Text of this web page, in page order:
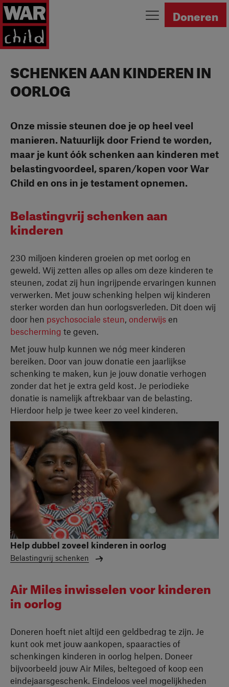
Ga naar homepage Doneren
SCHENKEN AAN KINDEREN IN
OORLOG
Onze missie steunen doe je op heel veel
manieren. Natuurlijk door Friend te worden,
maar je kunt óók schenken aan kinderen met
belastingvoordeel, sparen/kopen voor War
Child en ons in je testament opnemen.
Belastingvrij schenken aan
kinderen
230 miljoen kinderen groeien op met oorlog en
geweld. Wij zetten alles op alles om deze kinderen te
steunen, zodat zij hun ingrijpende ervaringen kunnen
verwerken. Met jouw schenking helpen wij kinderen
sterker worden dan hun oorlogsverleden. Dit doen wij
door hen psychosociale steun, onderwijs en
bescherming te geven.
Met jouw hulp kunnen we nóg meer kinderen
bereiken. Door van jouw donatie een jaarlijkse
schenking te maken, kun je jouw donatie verhogen
zonder dat het je extra geld kost. Je periodieke
donatie is namelijk aftrekbaar van de belasting.
Hierdoor help je twee keer zo veel kinderen.
Help dubbel zoveel kinderen in oorlog
Belastingvrij schenken
Air Miles inwisselen voor kinderen
in oorlog
Doneren hoeft niet altijd een geldbedrag te zijn. Je
kunt ook met jouw aankopen, spaaracties of
schenkingen kinderen in oorlog helpen. Doneer
bijvoorbeeld jouw Air Miles, beltegoed of koop een
eindejaarsgeschenk. Eindeloos veel mogelijkheden